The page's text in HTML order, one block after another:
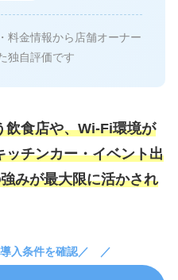
料金情報から店舗オーナー
独自評価です
飲食店や、Wi-Fi環境が
ッチンカー・イベント出
みが最大限に活かされ
入条件を確認／